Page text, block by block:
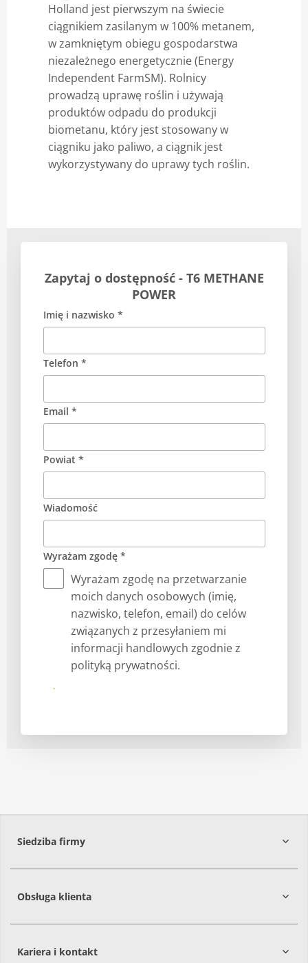
Holland jest pierwszym na świecie
ciągnikiem zasilanym w 100% metanem,
w zamkniętym obiegu gospodarstwa
niezależnego energetycznie (Energy
Independent FarmSM). Rolnicy
prowadzą uprawę roślin i używają
produktów odpadu do produkcji
biometanu, który jest stosowany w
ciągniku jako paliwo, a ciągnik jest
wykorzystywany do uprawy tych roślin.
Zapytaj o dostępność - T6 METHANE
POWER
Imię i nazwisko *
Telefon *
Email *
Powiat *
Wiadomość
Wyrażam zgodę *
Wyrażam zgodę na przetwarzanie
moich danych osobowych (imię,
nazwisko, telefon, email) do celów
związanych z przesyłaniem mi
informacji handlowych zgodnie z
polityką prywatności.
Prześlij
Siedziba firmy
Obsługa klienta
Kariera i kontakt